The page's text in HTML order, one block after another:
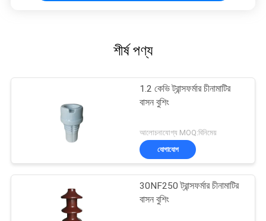
শীর্ষ পণ্য
1.2 কেভি ট্রান্সফর্মার চীনামাটির
বাসন বুশিং
আলোচনাযোগ্য MOQ:বিনিমেয়
যোগাযোগ
30NF250 ট্রান্সফর্মার চীনামাটির
বাসন বুশিং